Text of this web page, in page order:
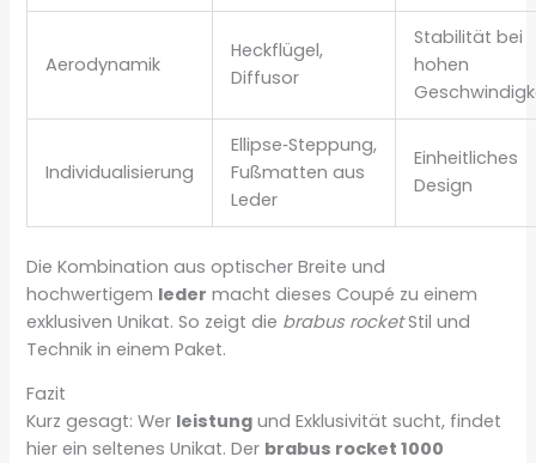
Aerodynamik
Heckflügel,
Diffusor
Stabilität bei
hohen
Individualisierung
Ellipse‑Steppung,
Fußmatten aus
Leder
Einheitliches
Design
Die Kombination aus optischer Breite und
hochwertigem leder macht dieses Coupé zu einem
exklusiven Unikat. So zeigt die brabus rocketStil und
Technik in einem Paket.
Fazit
Kurz gesagt: Wer leistung und Exklusivität sucht, findet
hier ein seltenes Unikat. Der brabus rocket 1000